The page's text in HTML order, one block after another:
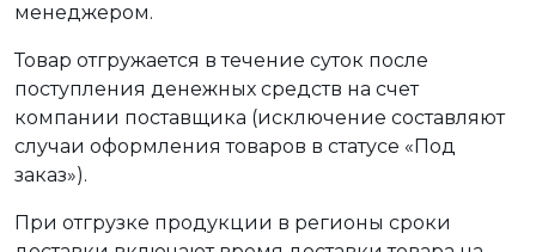
менеджером.
Товар отгружается в течение суток после
поступления денежных средств на счет
компании поставщика (исключение составляют
случаи оформления товаров в статусе «Под
заказ»).
При отгрузке продукции в регионы сроки